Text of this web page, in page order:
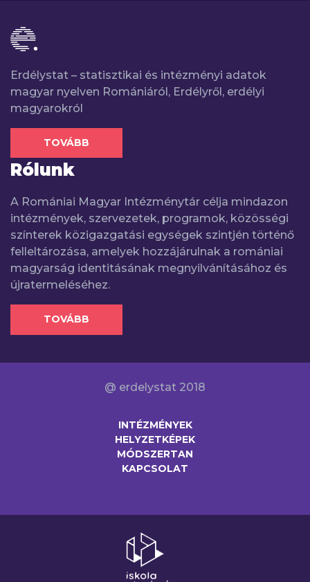
Erdélystat – statisztikai és intézményi adatok
magyar nyelven Romániáról, Erdélyről, erdélyi
magyarokról
TOVÁBB
Rólunk
A Romániai Magyar Intézménytár célja mindazon
intézmények, szervezetek, programok, közösségi
színterek közigazgatási egységek szintjén történő
felleltározása, amelyek hozzájárulnak a romániai
magyarság identitásának megnyilvánításához és
újratermeléséhez.
TOVÁBB
@ erdelystat 2018
INTÉZMÉNYEK
HELYZETKÉPEK
MÓDSZERTAN
KAPCSOLAT